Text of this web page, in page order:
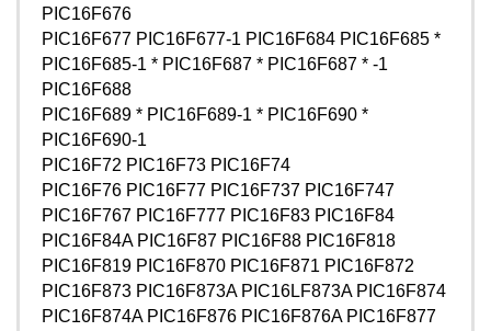
PIC16F676
PIC16F677 PIC16F677-1 PIC16F684 PIC16F685 *
PIC16F685-1 * PIC16F687 * PIC16F687 * -1
PIC16F688
PIC16F689 * PIC16F689-1 * PIC16F690 *
PIC16F690-1
PIC16F72 PIC16F73 PIC16F74
PIC16F76 PIC16F77 PIC16F737 PIC16F747
PIC16F767 PIC16F777 PIC16F83 PIC16F84
PIC16F84A PIC16F87 PIC16F88 PIC16F818
PIC16F819 PIC16F870 PIC16F871 PIC16F872
PIC16F873 PIC16F873A PIC16LF873A PIC16F874
PIC16F874A PIC16F876 PIC16F876A PIC16F877